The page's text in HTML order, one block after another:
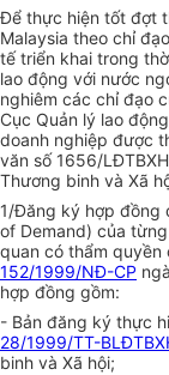
Để thực hiện tốt đợt
Malaysia theo chỉ
tế triển khai trong
lao động với nước
nghiêm các chỉ đạo
Cục Quản lý lao
doanh nghiệp được
văn số 1656/
Thương binh và Xã
1/Đăng ký hợp đồng
of Demand) của
quan có thẩm quyền
152/1999/NĐ-CP
hợp đồng gồm:
- Bản đăng ký thực
28/1999/TT-
binh và Xã hội;